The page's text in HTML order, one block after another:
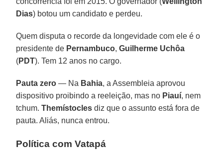
Dias) botou um candidato e perdeu.
Quem disputa o recorde da longevidade com ele é o
presidente de Pernambuco,Guilherme Uchôa
(PDT). Tem 12 anos no cargo.
Pauta zero — Na Bahia, a Assembleia aprovou
dispositivo proibindo a reeleição, mas no Piauí, nem
tchum.Themístocles diz que o assunto está fora de
pauta. Aliás, nunca entrou.
Política com Vatapá